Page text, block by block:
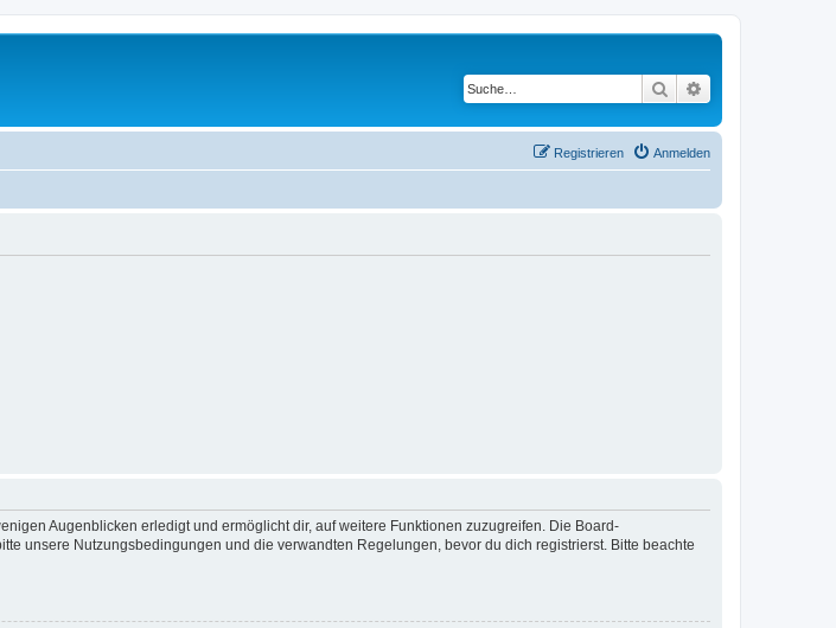
Suche
Anmelden
Registrieren
Augenblicken erledigt und ermöglicht dir, auf weitere Funktionen zuzugreifen. Die Board-
unsere Nutzungsbedingungen und die verwandten Regelungen, bevor du dich registrierst. Bitte beachte